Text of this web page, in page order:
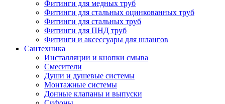
Фитинги для медных труб
Фитинги для стальных оцинкованных труб
Фитинги для стальных труб
Фитинги для ПНД труб
Фитинги и аксессуары для шлангов
Сантехника
Инсталляции и кнопки смыва
Смесители
Души и душевые системы
Монтажные системы
Донные клапаны и выпуски